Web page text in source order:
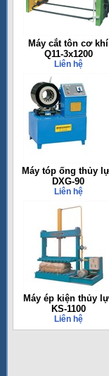
Máy cắt tôn cơ khí
Q11-3x1200
Liên hệ
Máy tóp ống thủy
DXG-90
Liên hệ
Máy ép kiện thủy
KS-1100
Liên hệ